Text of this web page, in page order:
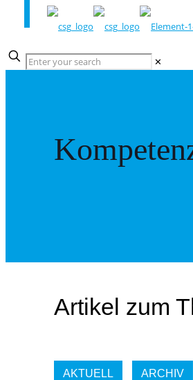
✕
Artikel zum
AKTUELL ARCHIV